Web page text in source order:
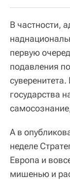
В частности,
первую
подавления
государства
А в
неделе
Европа и
мишенью и